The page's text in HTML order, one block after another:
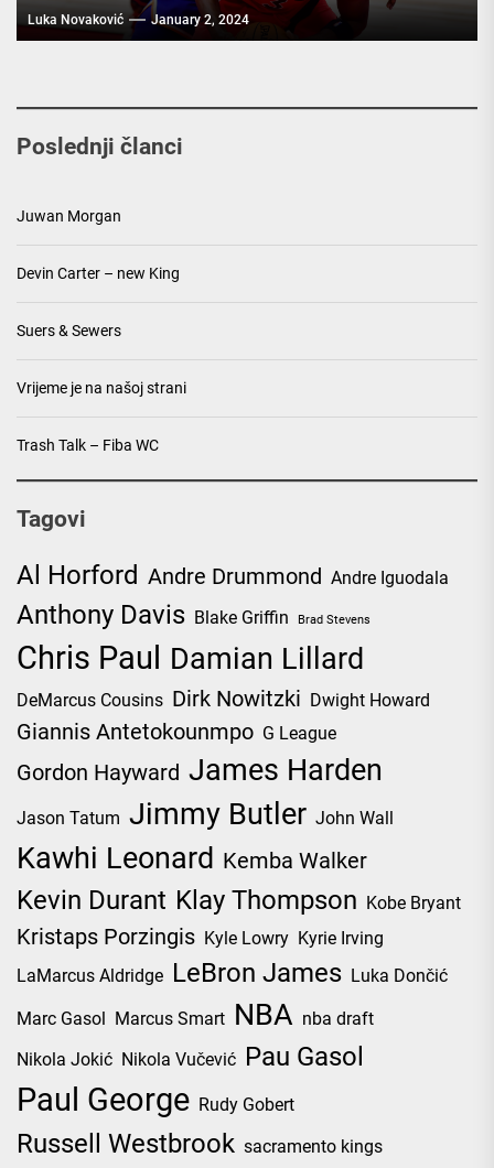
Luka Novaković January 2, 2024
Poslednji članci
Juwan Morgan
Devin Carter – new King
Suers & Sewers
Vrijeme je na našoj strani
Trash Talk – Fiba WC
Tagovi
Al Horford Andre Drummond Andre Iguodala
Anthony Davis Blake Griffin Brad Stevens
Chris Paul Damian Lillard
DeMarcus Cousins Dirk Nowitzki Dwight Howard
Giannis Antetokounmpo G League
Gordon Hayward James Harden
Jason Tatum Jimmy Butler John Wall
Kawhi Leonard Kemba Walker
Kevin Durant Klay Thompson Kobe Bryant
Kristaps Porzingis Kyle Lowry Kyrie Irving
LaMarcus Aldridge LeBron James Luka Dončić
Marc Gasol Marcus Smart NBA nba draft
Nikola Jokić Nikola Vučević Pau Gasol
Paul George Rudy Gobert
Russell Westbrook sacramento kings